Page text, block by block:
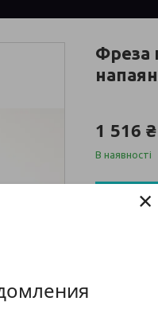
×
Фреза
1 516 ₴
В наявності
Купити
+380 (67)
заказ